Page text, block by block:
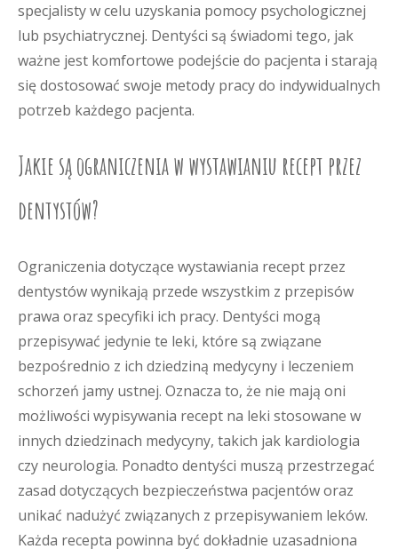
specjalisty w celu uzyskania pomocy psychologicznej
lub psychiatrycznej. Dentyści są świadomi tego, jak
ważne jest komfortowe podejście do pacjenta i starają
się dostosować swoje metody pracy do indywidualnych
potrzeb każdego pacjenta.
Jakie są ograniczenia w wystawianiu recept przez
dentystów?
Ograniczenia dotyczące wystawiania recept przez
dentystów wynikają przede wszystkim z przepisów
prawa oraz specyfiki ich pracy. Dentyści mogą
przepisywać jedynie te leki, które są związane
bezpośrednio z ich dziedziną medycyny i leczeniem
schorzeń jamy ustnej. Oznacza to, że nie mają oni
możliwości wypisywania recept na leki stosowane w
innych dziedzinach medycyny, takich jak kardiologia
czy neurologia. Ponadto dentyści muszą przestrzegać
zasad dotyczących bezpieczeństwa pacjentów oraz
unikać nadużyć związanych z przepisywaniem leków.
Każda recepta powinna być dokładnie uzasadniona